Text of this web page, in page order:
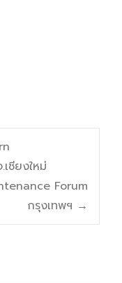
ชียงใหม่
Forum
กรุงเทพฯ →